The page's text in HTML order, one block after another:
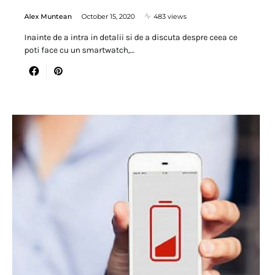
Alex Muntean October 15, 2020 483 views
Inainte de a intra in detalii si de a discuta despre ceea ce
poti face cu un smartwatch,…